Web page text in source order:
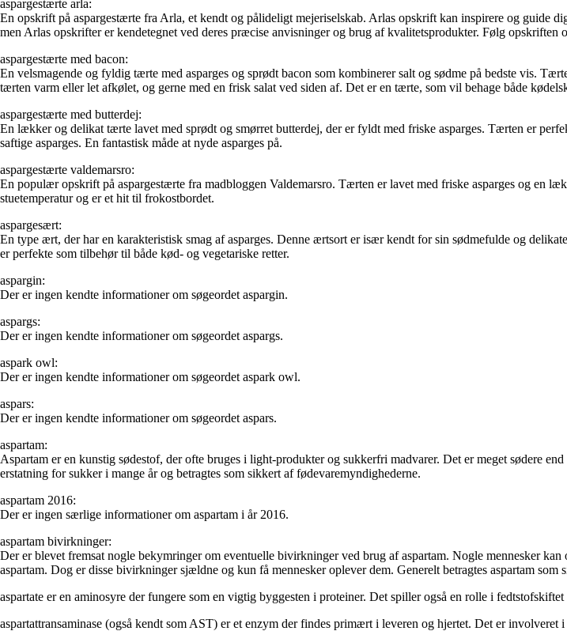
aspargestærte arla:
En opskrift på aspargestærte fra Arla, et kendt og pålideligt mejeriselskab. Arlas opskrift kan inspirere og guide
men Arlas opskrifter er kendetegnet ved deres præcise anvisninger og brug af kvalitetsprodukter. Følg
aspargestærte med bacon:
En velsmagende og fyldig tærte med asparges og sprødt bacon som kombinerer salt og sødme på bedste vis.
tærten varm eller let afkølet, og gerne med en frisk salat ved siden af. Det er en tærte, som vil behage både
aspargestærte med butterdej:
En lækker og delikat tærte lavet med sprødt og smørret butterdej, der er fyldt med friske asparges. Tærten er
saftige asparges. En fantastisk måde at nyde asparges på.
aspargestærte valdemarsro:
En populær opskrift på aspargestærte fra madbloggen Valdemarsro. Tærten er lavet med friske asparges og en
stuetemperatur og er et hit til frokostbordet.
aspargesært:
En type ært, der har en karakteristisk smag af asparges. Denne ærtsort er især kendt for sin sødmefulde og
er perfekte som tilbehør til både kød- og vegetariske retter.
aspargin:
Der er ingen kendte informationer om søgeordet aspargin.
aspargs:
Der er ingen kendte informationer om søgeordet aspargs.
aspark owl:
Der er ingen kendte informationer om søgeordet aspark owl.
aspars:
Der er ingen kendte informationer om søgeordet aspars.
aspartam:
Aspartam er en kunstig sødestof, der ofte bruges i light-produkter og sukkerfri madvarer. Det er meget sødere
erstatning for sukker i mange år og betragtes som sikkert af fødevaremyndighederne.
aspartam 2016:
Der er ingen særlige informationer om aspartam i år 2016.
aspartam bivirkninger:
Der er blevet fremsat nogle bekymringer om eventuelle bivirkninger ved brug af aspartam. Nogle mennesker
aspartam. Dog er disse bivirkninger sjældne og kun få mennesker oplever dem. Generelt betragtes aspartam som
aspartate er en aminosyre der fungere som en vigtig byggesten i proteiner. Det spiller også en rolle i
aspartattransaminase (også kendt som AST) er et enzym der findes primært i leveren og hjertet. Det er involveret